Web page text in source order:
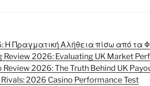
Η Πραγματική Αλήθεια πίσω από τα
Review 2026: Evaluating UK Market
Review 2026: The Truth Behind UK
2026 Casino Performance Test